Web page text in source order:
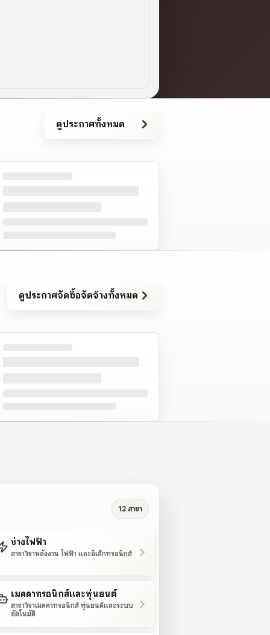
ดูประกาศทั้งหมด
ดูประกาศจัดซื้อจัดจ้างทั้งหมด
12 สาขา
ช่างไฟฟ้า
สาขาวิชาพลังงาน ไฟฟ้า และอิเล็กทรอนิกส์
เมคคาทรอนิกส์และหุ่นยนต์
สาขาวิชาเมคคาทรอนิกส์ หุ่นยนต์และระบบ
อัตโนมัติ